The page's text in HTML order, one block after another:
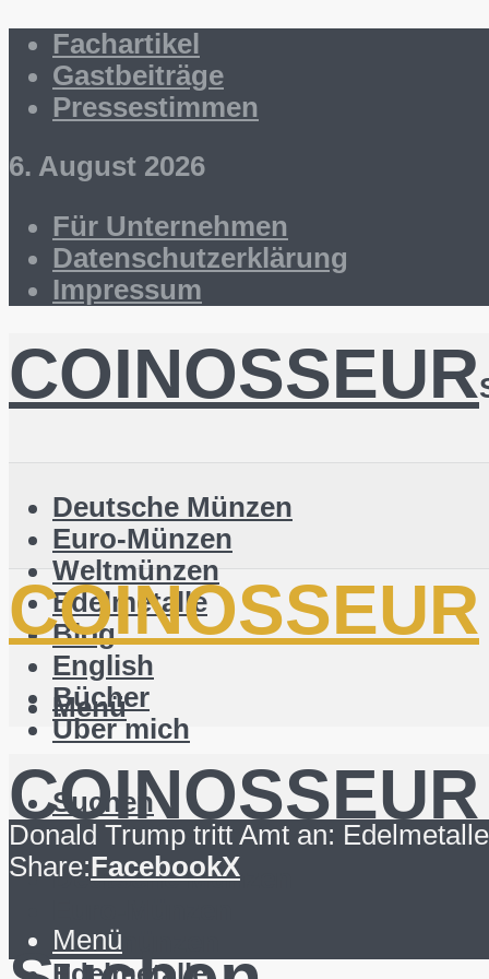
Fachartikel
Gastbeiträge
Pressestimmen
6. August 2026
Für Unternehmen
Datenschutzerklärung
Impressum
COINOSSEUR
Deutsche Münzen
Euro-Münzen
Weltmünzen
Edelmetalle
Blog
English
Bücher
Über mich
Suchen
COINOSSEUR
Menü
COINOSSEUR
Deutsche Münzen
Weltmünzen
Donald Trump tritt Amt an:
Share:FacebookX
Menü